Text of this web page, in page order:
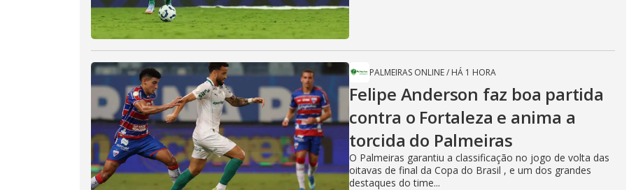
PALMEIRAS ONLINE/ HÁ 1 HORA
Felipe Anderson faz boa partida
contra o Fortaleza e anima a
torcida do Palmeiras
O Palmeiras garantiu a classificação no jogo de volta das
oitavas de final da Copa do Brasil , e um dos grandes
destaques do time...